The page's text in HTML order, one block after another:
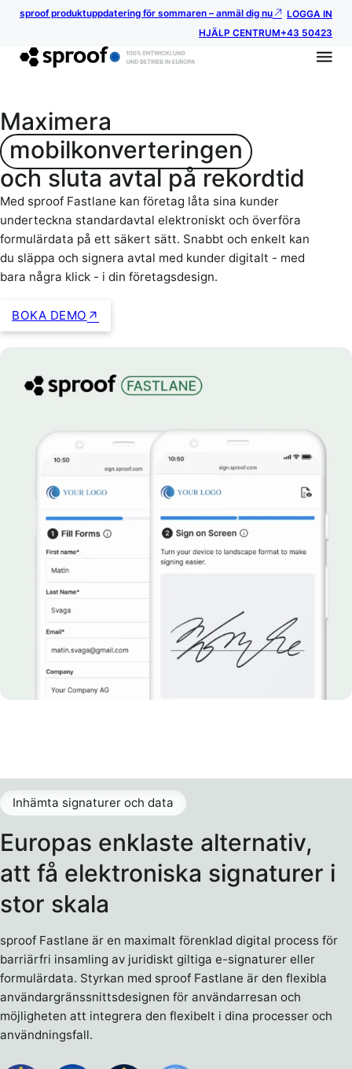
sproof produktuppdatering för sommaren – anmäl dig nu
LOGGA IN
HJÄLP CENTRUM+43 50423
Maximera
mobilkonverteringen
och sluta avtal på rekordtid
Med sproof Fastlane kan företag låta sina kunder
underteckna standardavtal elektroniskt och överföra
formulärdata på ett säkert sätt. Snabbt och enkelt kan
du släppa och signera avtal med kunder digitalt - med
bara några klick - i din företagsdesign.
BOKA DEMO
Europas enklaste alternativ,
att få elektroniska signaturer i
stor skala
Inhämta signaturer och data
sproof Fastlane är en maximalt förenklad digital process för
barriärfri insamling av juridiskt giltiga e-signaturer eller
formulärdata. Styrkan med sproof Fastlane är den flexibla
användargränssnittsdesignen för användarresan och
möjligheten att integrera den flexibelt i dina processer och
användningsfall.